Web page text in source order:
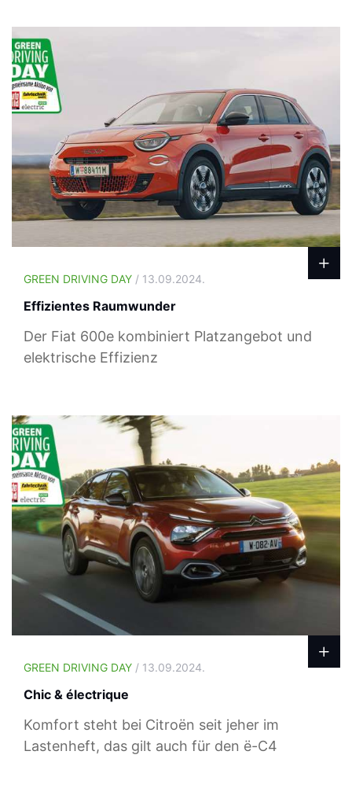
GREEN DRIVING DAY / 13.09.2024.
Effizientes Raumwunder
Der Fiat 600e kombiniert Platzangebot und
elektrische Effizienz
GREEN DRIVING DAY / 13.09.2024.
Chic & électrique
Komfort steht bei Citroën seit jeher im
Lastenheft, das gilt auch für den ë-C4